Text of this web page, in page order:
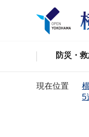
防災・
現在位置
5